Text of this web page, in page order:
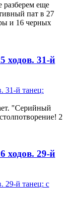
разберем еще
пат в 27
и 16 черных
ходов. 31-й
"Серийный
2
ходов. 29-й